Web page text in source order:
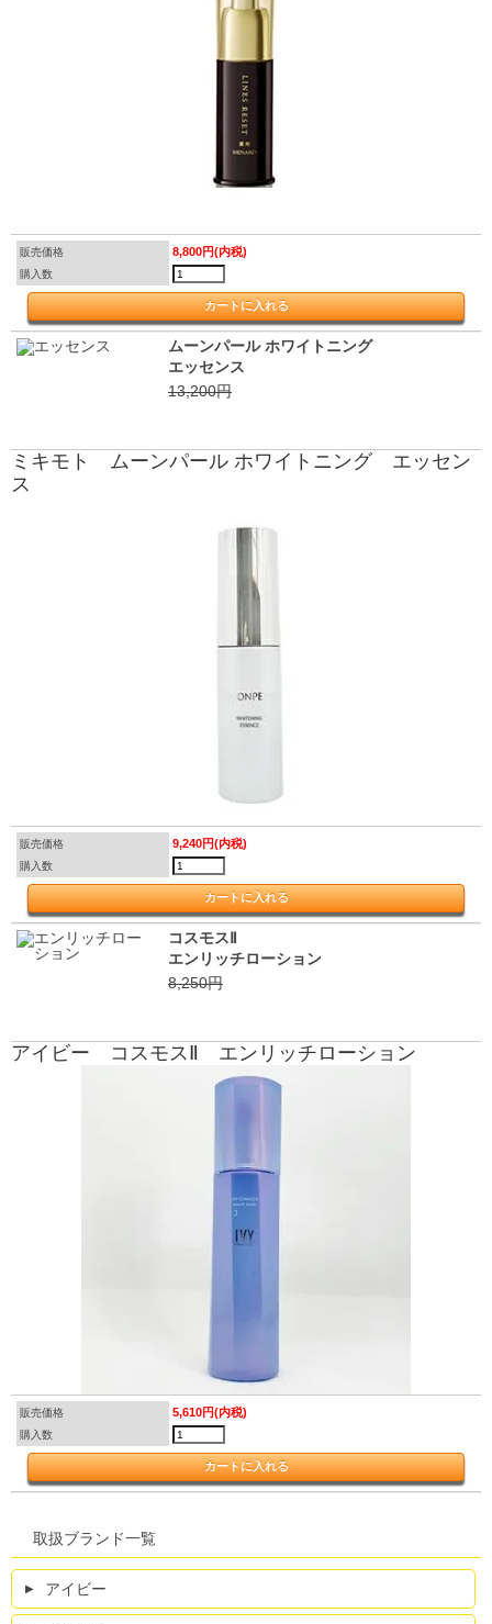
販売価格 8,800円(内税)
購入数
ムーンパール ホワイトニング
エッセンス
13,200円
ミキモト ムーンパール ホワイトニング エッセン
ス
販売価格 9,240円(内税)
購入数
コスモスⅡ
エンリッチローション
8,250円
アイビー コスモスⅡ エンリッチローション
販売価格 5,610円(内税)
購入数
取扱ブランド一覧
アイビー